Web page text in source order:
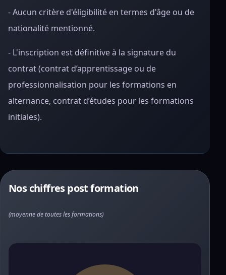
- Aucun critère d'éligibilité en termes d'âge ou de
nationalité mentionné.
- L'inscription est définitive à la signature du
contrat (contrat d’apprentissage ou de
professionnalisation pour les formations en
alternance, contrat d’études pour les formations
initiales).
Nos chiffres post formation
(moyenne de toutes les formations)